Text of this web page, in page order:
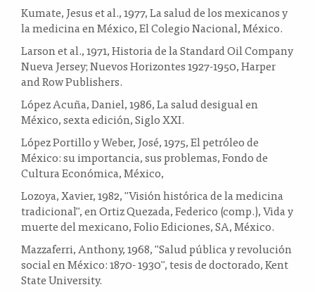
Kumate, Jesus et al., 1977, La salud de los mexicanos y
la medicina en México, El Colegio Nacional, México.
Larson et al., 1971, Historia de la Standard Oil Company
Nueva Jersey; Nuevos Horizontes 1927-1950, Harper
and Row Publishers.
López Acuña, Daniel, 1986, La salud desigual en
México, sexta edición, Siglo XXI.
López Portillo y Weber, José, 1975, El petróleo de
México: su importancia, sus problemas, Fondo de
Cultura Económica, México,
Lozoya, Xavier, 1982, "Visión histórica de la medicina
tradicional", en Ortiz Quezada, Federico (comp.), Vida y
muerte del mexicano, Folio Ediciones, SA, México.
Mazzaferri, Anthony, 1968, "Salud pública y revolución
social en México: 1870- 1930", tesis de doctorado, Kent
State University.